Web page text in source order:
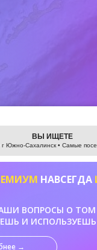
ВЫ ИЩЕТЕ
г Южно-Сахалинск • Самые
НАВСЕГДА
ВОПРОСЫ О ТОМ
И
→